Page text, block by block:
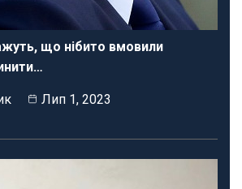
що нібито вмовили
Лип 1, 2023